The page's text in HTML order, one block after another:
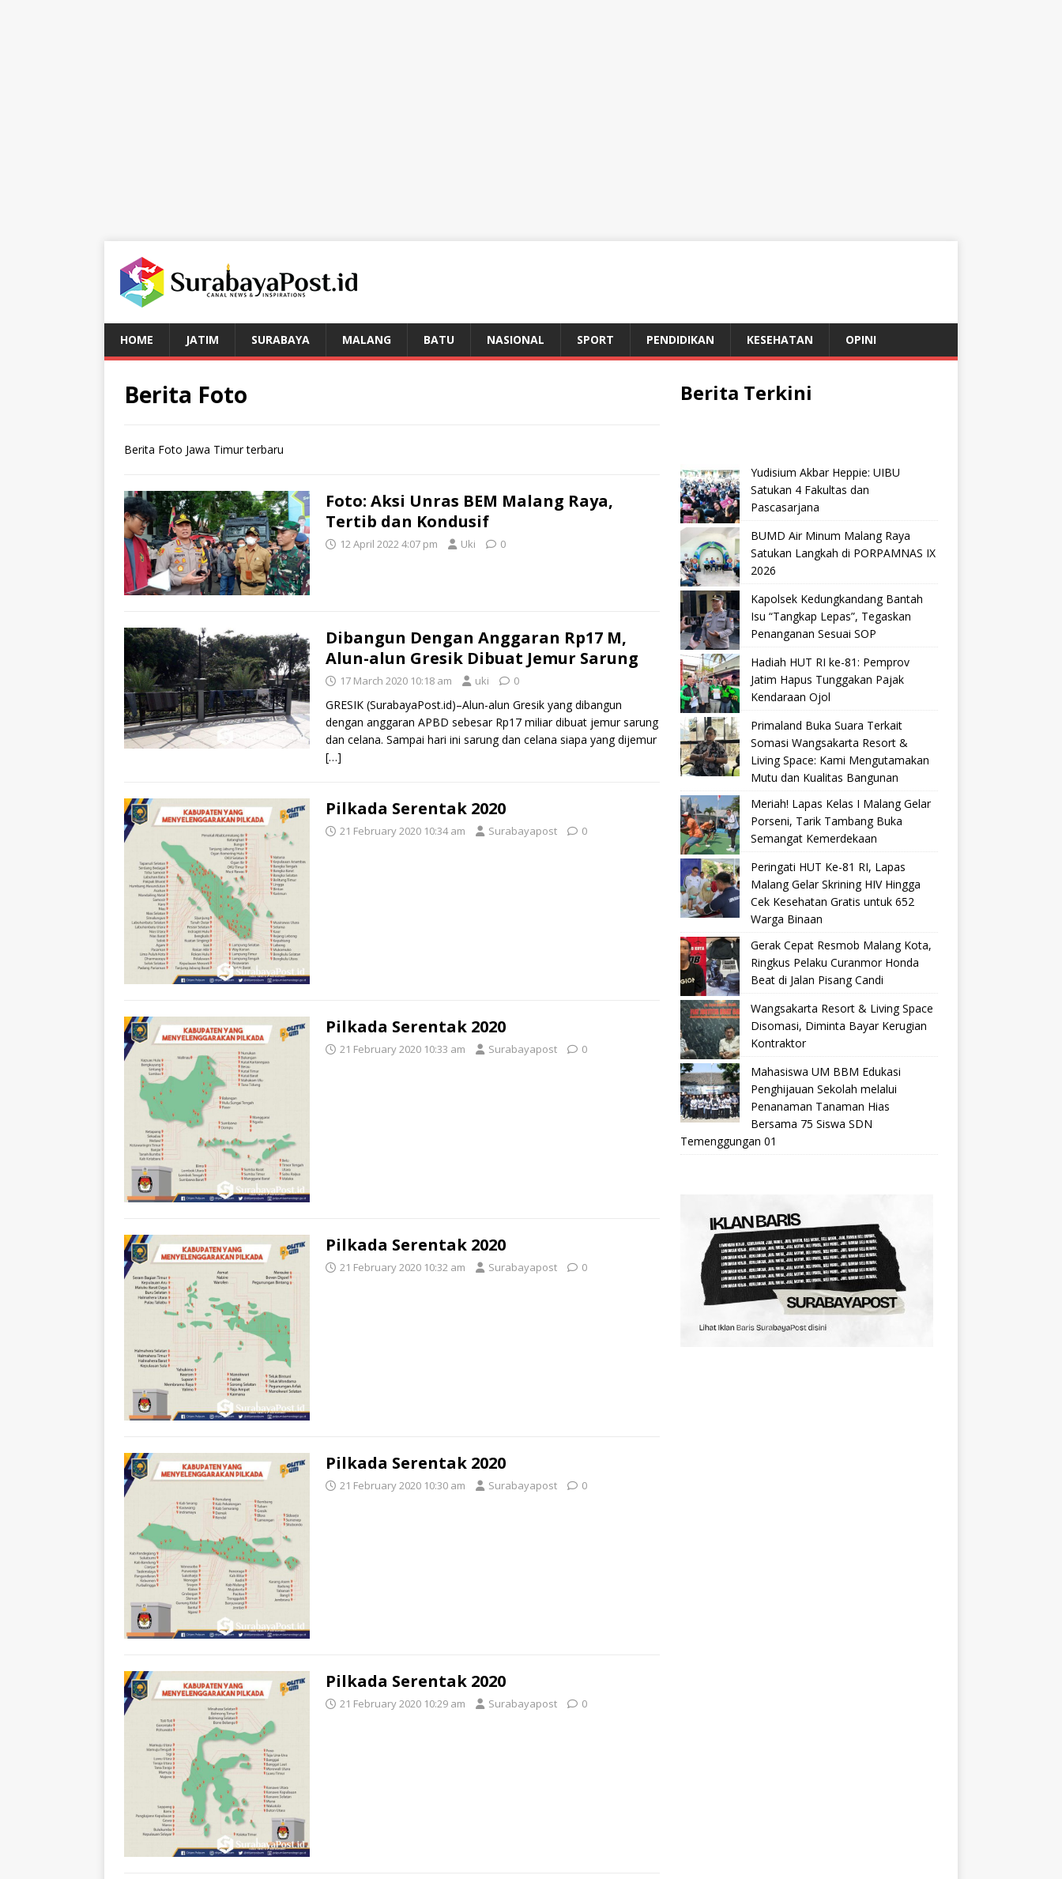
HOME JATIM SURABAYA MALANG BATU NASIONAL SPORT PENDIDIKAN KESEHATAN OPINI
Berita Foto
Berita Foto Jawa Timur terbaru
Foto: Aksi Unras BEM Malang Raya,
Tertib dan Kondusif
12 April 2022 4:07 pm Uki 0
Dibangun Dengan Anggaran Rp17 M,
Alun-alun Gresik Dibuat Jemur Sarung
17 March 2020 10:18 am uki 0
GRESIK (SurabayaPost.id)–Alun-alun Gresik yang dibangun
dengan anggaran APBD sebesar Rp17 miliar dibuat jemur sarung
dan celana. Sampai hari ini sarung dan celana siapa yang dijemur
[…]
Pilkada Serentak 2020
21 February 2020 10:34 am Surabayapost 0
Pilkada Serentak 2020
21 February 2020 10:33 am Surabayapost 0
Pilkada Serentak 2020
21 February 2020 10:32 am Surabayapost 0
Pilkada Serentak 2020
21 February 2020 10:30 am Surabayapost 0
Pilkada Serentak 2020
21 February 2020 10:29 am Surabayapost 0
Berita Terkini
Yudisium Akbar Heppie: UIBU
Satukan 4 Fakultas dan
Pascasarjana
BUMD Air Minum Malang Raya
Satukan Langkah di PORPAMNAS IX
2026
Kapolsek Kedungkandang Bantah
Isu “Tangkap Lepas”, Tegaskan
Penanganan Sesuai SOP
Hadiah HUT RI ke-81: Pemprov
Jatim Hapus Tunggakan Pajak
Kendaraan Ojol
Primaland Buka Suara Terkait
Somasi Wangsakarta Resort &
Living Space: Kami Mengutamakan
Mutu dan Kualitas Bangunan
Meriah! Lapas Kelas I Malang Gelar
Porseni, Tarik Tambang Buka
Semangat Kemerdekaan
Peringati HUT Ke-81 RI, Lapas
Malang Gelar Skrining HIV Hingga
Cek Kesehatan Gratis untuk 652
Warga Binaan
Gerak Cepat Resmob Malang Kota,
Ringkus Pelaku Curanmor Honda
Beat di Jalan Pisang Candi
Wangsakarta Resort & Living Space
Disomasi, Diminta Bayar Kerugian
Kontraktor
Mahasiswa UM BBM Edukasi
Penghijauan Sekolah melalui
Penanaman Tanaman Hias
Bersama 75 Siswa SDN
Temenggungan 01